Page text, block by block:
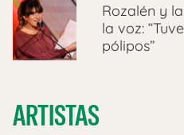
Rozalén y
la voz:
pólipos”
ARTISTAS